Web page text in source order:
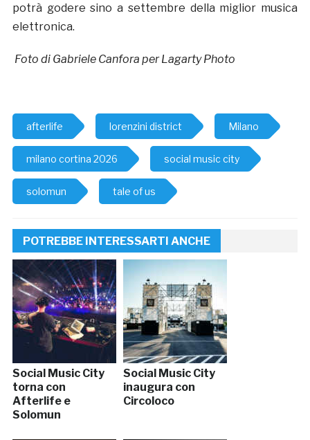
potrà godere sino a settembre della miglior musica
elettronica.
Foto di Gabriele Canfora per Lagarty Photo
afterlife lorenzini district Milano
milano cortina 2026 social music city
solomun tale of us
POTREBBE INTERESSARTI ANCHE
Social Music City
torna con
Afterlife e
Solomun
Social Music City
inaugura con
Circoloco